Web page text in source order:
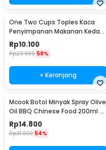
One Two Cups Toples Kaca
Penyimpanan Makanan Kedap
Udara Storage Jar 250ml -
GH1270
Rp10.100
Rp23.900 58%
+ Keranjang
Mcook Botol Minyak Spray Olive
Oil BBQ Chinese Food 200ml -
M219
Rp14.800
Rp31.900 54%